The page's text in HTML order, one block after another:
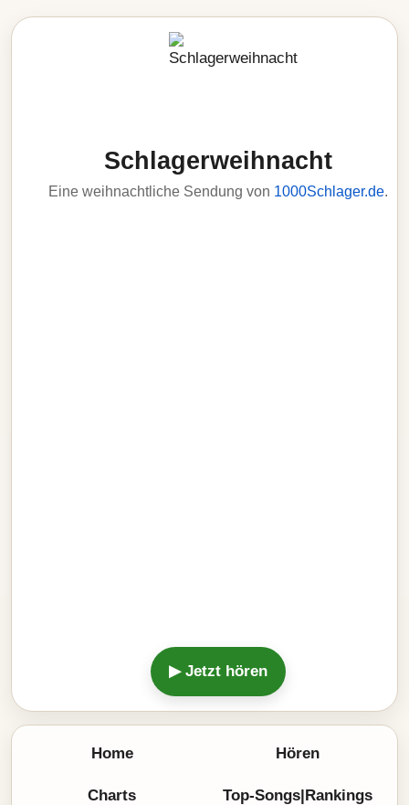
Schlagerweihnacht
Eine weihnachtliche Sendung von 1000Schlager.de.
▶ Jetzt hören
Home Hören
Charts Top-Songs|Rankings